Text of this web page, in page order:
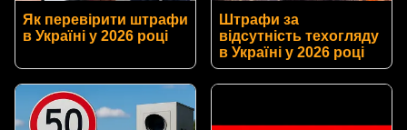
Як перевірити штрафи
в Україні у 2026 році
Штрафи за
відсутність техогляду
в Україні у 2026 році